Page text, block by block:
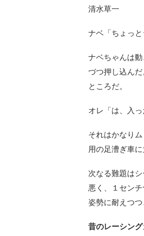
清水草一
ナベ「ちょっと
ナベちゃんは
づつ押し込ん
ところだ。
オレ「は、入っ
それはかなり
用の足漕ぎ車
次なる難題は
悪く、１セン
姿勢に耐えつ
昔のレーシング